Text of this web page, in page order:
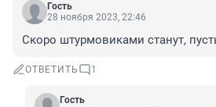
Гость
28 ноября 2023, 22:46
Скоро штурмовиками станут,
ОТВЕТИТЬ 1
Гость